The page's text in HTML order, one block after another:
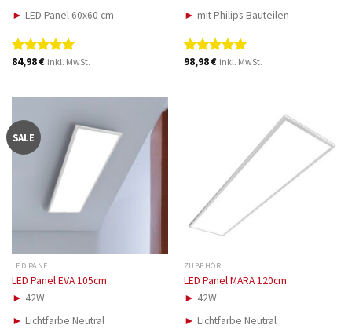
► LED Panel 60x60 cm
Bewertet
84,98€ inkl. MwSt.
► mit Philips-Bauteilen
Bewertet
98,98€ inkl. MwSt.
SALE
LED PANEL
LED Panel EVA 105cm
► 42W
► Lichtfarbe Neutral
ZUBEHÖR
LED Panel MARA 120cm
► 42W
► Lichtfarbe Neutral